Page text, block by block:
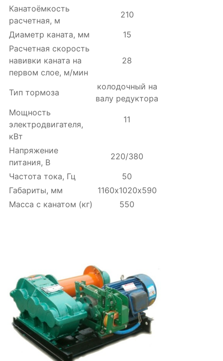
Канатоёмкость
расчетная, м
210
Диаметр каната, мм
15
Расчетная скорость
навивки каната на
первом слое, м/мин
28
Тип тормоза
колодочный на
валу редуктора
Мощность
электродвигателя,
кВт
11
Напряжение
питания, В
220/380
Частота тока, Гц
50
Габариты, мм
1160х1020х590
Масса с канатом (кг)
550